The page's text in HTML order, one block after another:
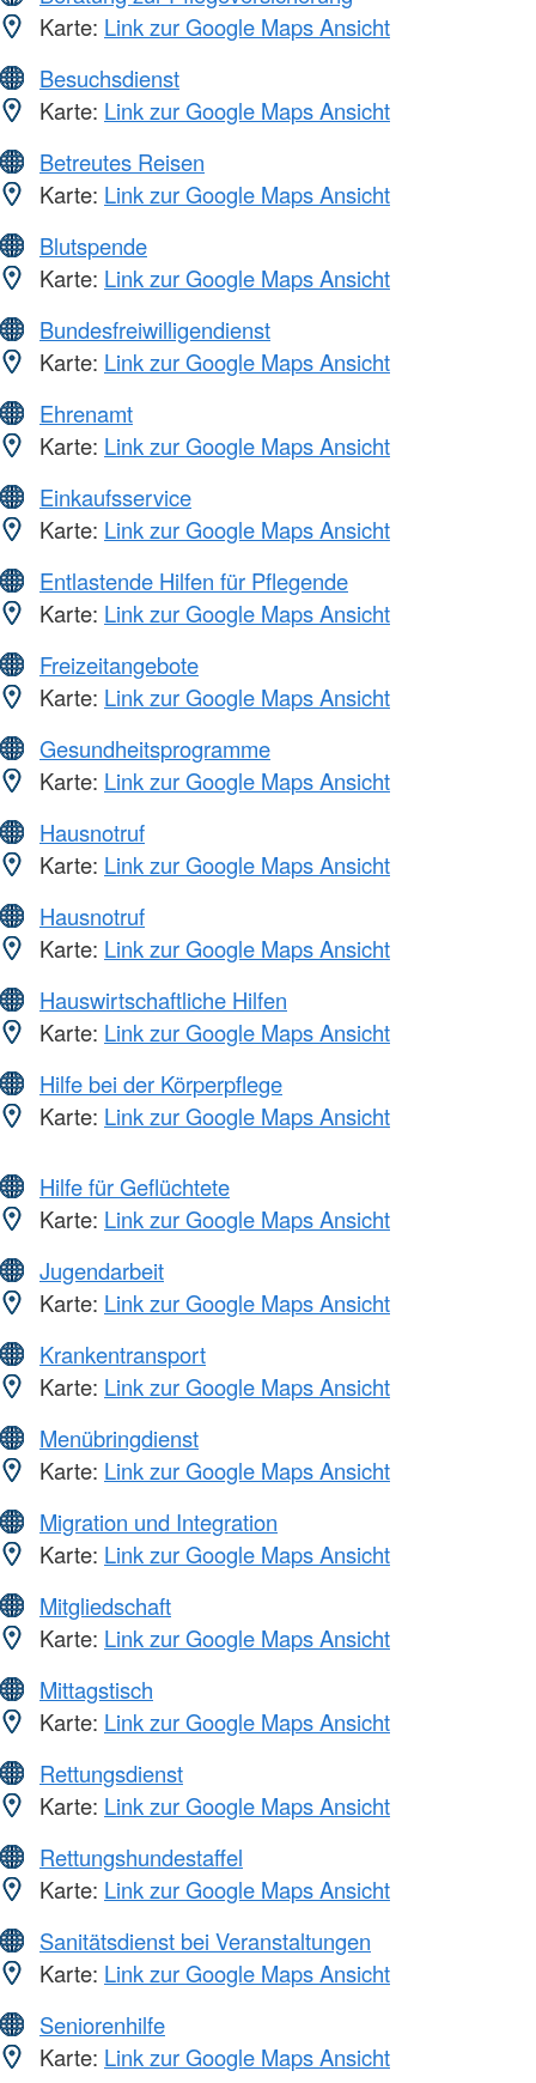
Karte: Link zur Google Maps Ansicht
Besuchsdienst
Karte: Link zur Google Maps Ansicht
Betreutes Reisen
Karte: Link zur Google Maps Ansicht
Blutspende
Karte: Link zur Google Maps Ansicht
Bundesfreiwilligendienst
Karte: Link zur Google Maps Ansicht
Ehrenamt
Karte: Link zur Google Maps Ansicht
Einkaufsservice
Karte: Link zur Google Maps Ansicht
Entlastende Hilfen für Pflegende
Karte: Link zur Google Maps Ansicht
Freizeitangebote
Karte: Link zur Google Maps Ansicht
Gesundheitsprogramme
Karte: Link zur Google Maps Ansicht
Hausnotruf
Karte: Link zur Google Maps Ansicht
Hausnotruf
Karte: Link zur Google Maps Ansicht
Hauswirtschaftliche Hilfen
Karte: Link zur Google Maps Ansicht
Hilfe bei der Körperpflege
Karte: Link zur Google Maps Ansicht
Hilfe für Geflüchtete
Karte: Link zur Google Maps Ansicht
Jugendarbeit
Karte: Link zur Google Maps Ansicht
Krankentransport
Karte: Link zur Google Maps Ansicht
Menübringdienst
Karte: Link zur Google Maps Ansicht
Migration und Integration
Karte: Link zur Google Maps Ansicht
Mitgliedschaft
Karte: Link zur Google Maps Ansicht
Mittagstisch
Karte: Link zur Google Maps Ansicht
Rettungsdienst
Karte: Link zur Google Maps Ansicht
Rettungshundestaffel
Karte: Link zur Google Maps Ansicht
Sanitätsdienst bei Veranstaltungen
Karte: Link zur Google Maps Ansicht
Seniorenhilfe
Karte: Link zur Google Maps Ansicht